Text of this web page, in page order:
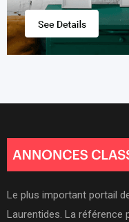
Le plus important portail
Laurentides. La référence